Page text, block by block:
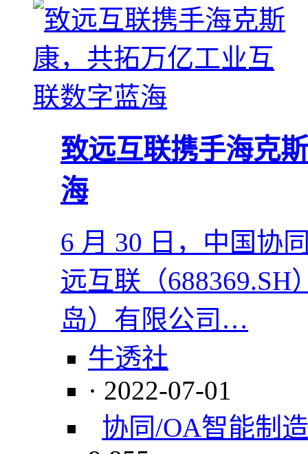
致远互联携手海克
海
6 月 30 日，中国协
远互联（
岛）有限公司…
牛透社
· 2022-07-01
协同/OA智能制造